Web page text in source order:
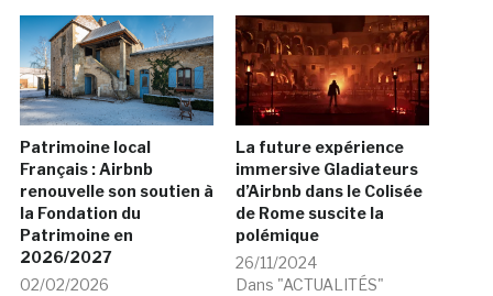
Patrimoine local
Français : Airbnb
renouvelle son soutien à
la Fondation du
Patrimoine en
2026/2027
02/02/2026
La future expérience
immersive Gladiateurs
d’Airbnb dans le Colisée
de Rome suscite la
polémique
26/11/2024
Dans "ACTUALITÉS"